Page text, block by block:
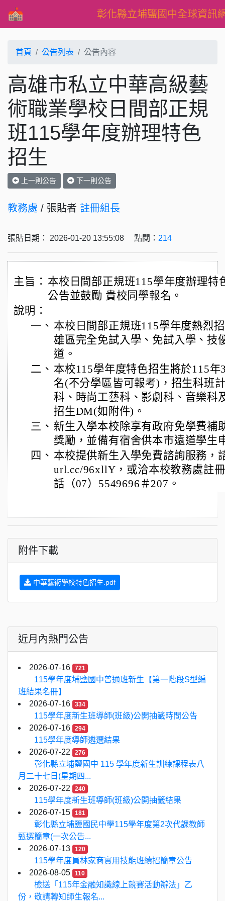
彰化縣立埔鹽國中全球資訊
首頁 公告列表 公告內容
高雄市私立中華高級藝
術職業學校日間部正規
班115學年度辦理特色
招生
上一則公告 下一則公告
教務處 / 張貼者 註冊組長
張貼日期： 2026-01-20 13:55:08 點閱： 214
主旨： 本校日間部正規班115學年度辦理特
公告並鼓勵 貴校同學報名。
說明：
一、 本校日間部正規班115學年度熱烈
雄區完全免試入學、免試入學、技
道。
二、 本校115學年度特色招生將於115
名(不分學區皆可報考)，招生科班
科、時尚工藝科、影劇科、音樂科
招生DM(如附件)。
三、 新生入學本校除享有政府免學費補
獎勵，並備有宿舍供本市遠道學生
四、 本校提供新生入學免費諮詢服務，
url.cc/96xllY，或洽本校教務處註
話（07）5549696＃207。
附件下載
中華藝術學校特色招生.pdf
近月內熱門公告
2026-07-16 721
115學年度埔鹽國中普通班新生【第一階段S型編
班結果名冊】
2026-07-16
334
115學年度新生班導師(班級)公開抽籤時間公告
2026-07-16
294
115學年度導師遴選結果
2026-07-22
276
彰化縣立埔鹽國中 115 學年度新生訓練課程表八
月二十七日(星期四...
2026-07-22
240
115學年度新生班導師(班級)公開抽籤結果
2026-07-15
181
彰化縣立埔鹽國民中學115學年度第2次代課教師
甄選簡章(一次公告...
2026-07-13
120
115學年度員林家商實用技能班續招簡章公告
2026-08-05
110
檢送「115年金融知識線上競賽活動辦法」乙
份，敬請轉知師生報名...